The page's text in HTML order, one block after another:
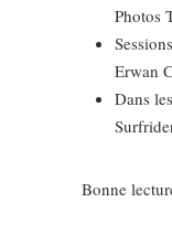
Photos
Erwan
Dans
Bonne